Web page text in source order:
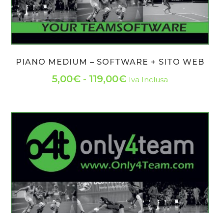
PIANO MEDIUM – SOFTWARE + SITO WEB
5,00€ - 119,00€Fascia
prezzo:
5,00€
a
119,00€
Iva Inclusa
varianti.
Le
opzioni
possono
essere
scelte